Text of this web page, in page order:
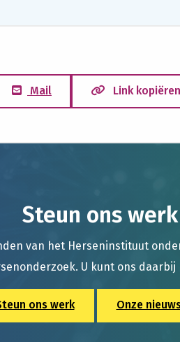
Mail Link kopiëren
Steun ons werk
van het Herseninstituut
U kunt ons daarbij
ons werk Onze